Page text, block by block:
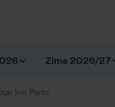
Zima 2026/27
Inn Porto